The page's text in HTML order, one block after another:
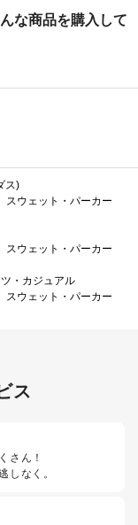
な商品を購入して
ス)
スウェット・パーカー
スウェット・パーカー
・カジュアル
スウェット・パーカー
ス
さん！
しなく。